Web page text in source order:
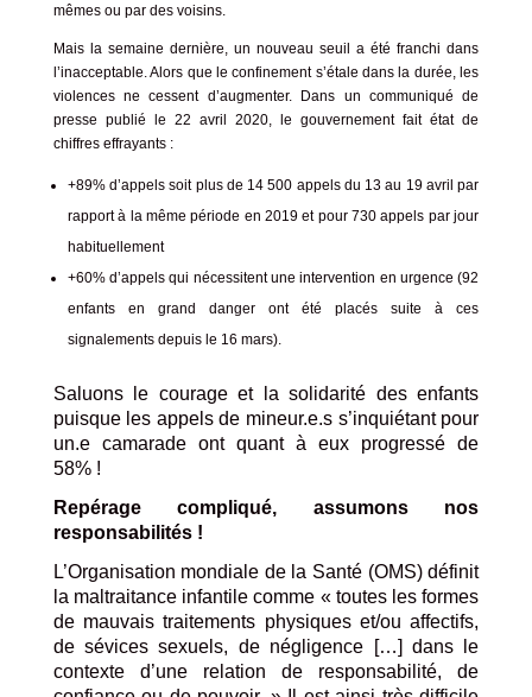
mêmes ou par des voisins.
Mais la semaine dernière, un nouveau seuil a été franchi dans
l’inacceptable. Alors que le confinement s’étale dans la durée, les
violences ne cessent d’augmenter. Dans un communiqué de
presse publié le 22 avril 2020, le gouvernement fait état de
chiffres effrayants :
+89% d’appels soit plus de 14 500 appels du 13 au 19 avril par
rapport à la même période en 2019 et pour 730 appels par jour
habituellement
+60% d’appels qui nécessitent une intervention en urgence (92
enfants en grand danger ont été placés suite à ces
signalements depuis le 16 mars).
Saluons le courage et la solidarité des enfants
puisque les appels de mineur.e.s s’inquiétant pour
un.e camarade ont quant à eux progressé de
58% !
Repérage compliqué, assumons nos
responsabilités !
L’Organisation mondiale de la Santé (OMS) définit
la maltraitance infantile comme « toutes les formes
de mauvais traitements physiques et/ou affectifs,
de sévices sexuels, de négligence […] dans le
contexte d’une relation de responsabilité, de